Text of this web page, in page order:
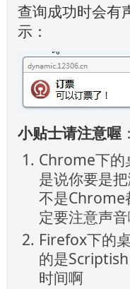
查询成功时会有
示：
小贴士请注意喔 ：
Chrome下的
是说你要是
不是Chrome
定要注意声
Firefox下的
的是
时间啊